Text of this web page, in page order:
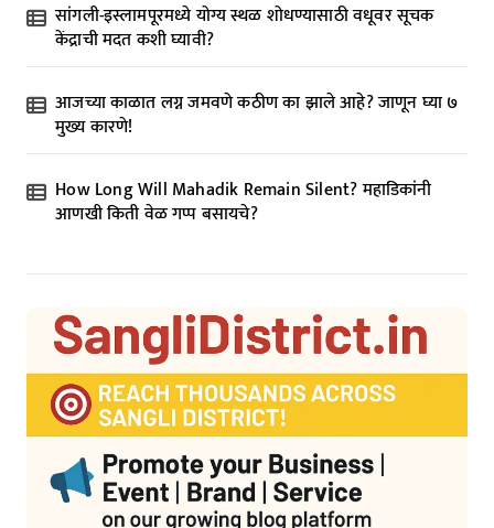
सांगली-इस्लामपूरमध्ये योग्य स्थळ शोधण्यासाठी वधूवर सूचक
केंद्राची मदत कशी घ्यावी?
आजच्या काळात लग्न जमवणे कठीण का झाले आहे? जाणून घ्या ७
मुख्य कारणे!
How Long Will Mahadik Remain Silent? महाडिकांनी
आणखी किती वेळ गप्प बसायचे?